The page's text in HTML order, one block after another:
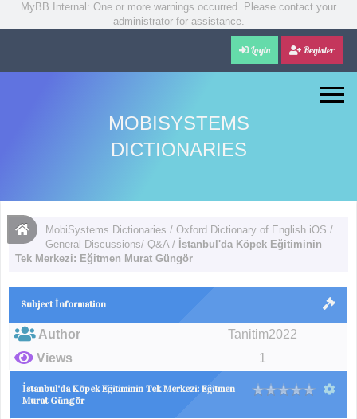
MyBB Internal: One or more warnings occurred. Please contact your
administrator for assistance.
Login Register
MOBISYSTEMS
DICTIONARIES
MobiSystems Dictionaries /Oxford Dictionary of English iOS /
General Discussions/ Q&A / İstanbul'da Köpek Eğitiminin
Tek Merkezi: Eğitmen Murat Güngör
Subject İnformation
Author
Tanitim2022
Views
1
İstanbul'da Köpek Eğitiminin Tek Merkezi: Eğitmen
Murat Güngör